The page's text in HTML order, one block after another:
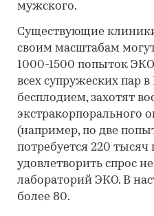
мужского.
Существующие
своим масштабам
1000-1500 попыток ЭКО
всех супружеских пар
бесплодием, захотят
экстракорпорального
(например, по две
потребуется 220
удовлетворить спрос
лабораторий ЭКО. В
более 80.